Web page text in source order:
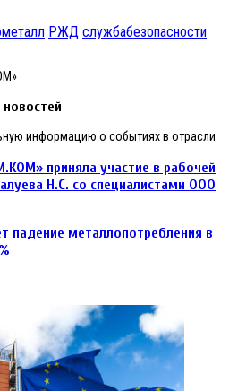
РЖД службабезопасности
информацию о событиях в отрасли
приняла участие в рабочей
Н.С. со специалистами ООО
падение металлопотребления в